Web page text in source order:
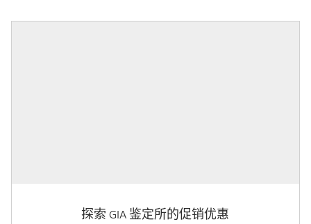
探索 GIA 鉴定所的促销优惠